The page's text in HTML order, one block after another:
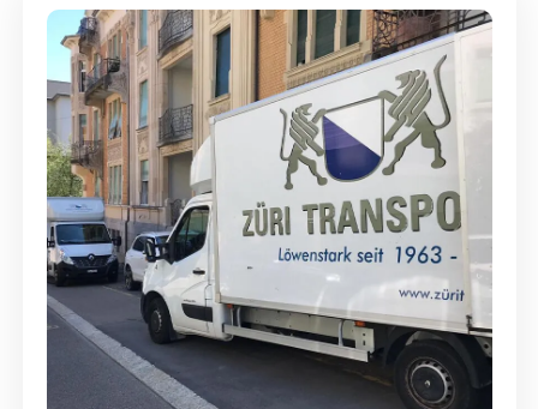
Günstige Umzüge - Hervorragender